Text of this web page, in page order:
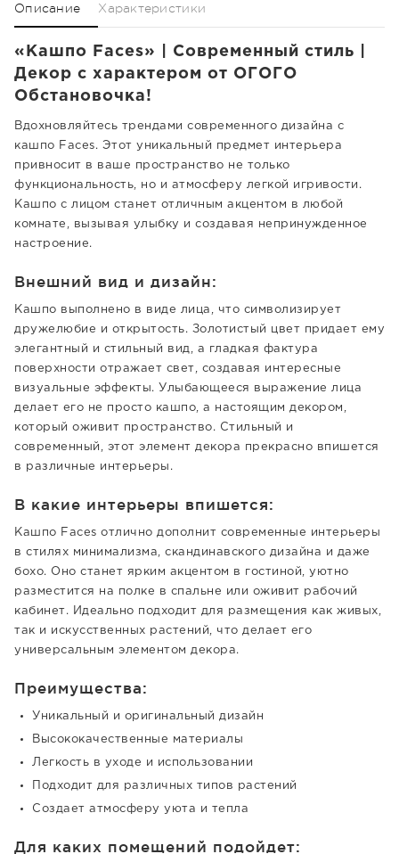
Описание Характеристики
«Кашпо Faces» | Современный стиль |
Декор с характером от ОГОГО
Обстановочка!
Вдохновляйтесь трендами современного дизайна с
кашпо Faces. Этот уникальный предмет интерьера
привносит в ваше пространство не только
функциональность, но и атмосферу легкой игривости.
Кашпо с лицом станет отличным акцентом в любой
комнате, вызывая улыбку и создавая непринужденное
настроение.
Внешний вид и дизайн:
Кашпо выполнено в виде лица, что символизирует
дружелюбие и открытость. Золотистый цвет придает ему
элегантный и стильный вид, а гладкая фактура
поверхности отражает свет, создавая интересные
визуальные эффекты. Улыбающееся выражение лица
делает его не просто кашпо, а настоящим декором,
который оживит пространство. Стильный и
современный, этот элемент декора прекрасно впишется
в различные интерьеры.
В какие интерьеры впишется:
Кашпо Faces отлично дополнит современные интерьеры
в стилях минимализма, скандинавского дизайна и даже
бохо. Оно станет ярким акцентом в гостиной, уютно
разместится на полке в спальне или оживит рабочий
кабинет. Идеально подходит для размещения как живых,
так и искусственных растений, что делает его
универсальным элементом декора.
Преимущества:
Уникальный и оригинальный дизайн
Высококачественные материалы
Легкость в уходе и использовании
Подходит для различных типов растений
Создает атмосферу уюта и тепла
Для каких помещений подойдет: